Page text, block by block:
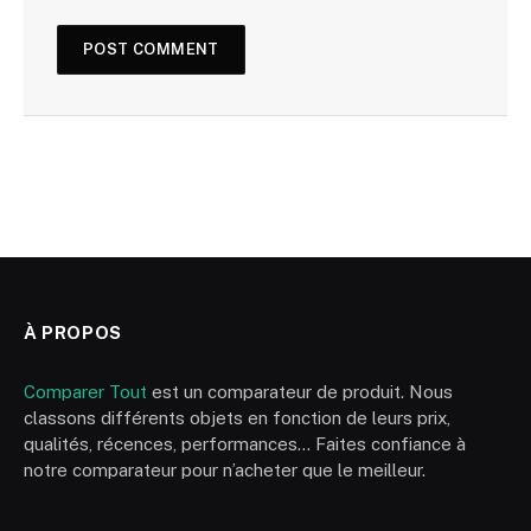
À PROPOS
Comparer Tout est un comparateur de produit. Nous
classons différents objets en fonction de leurs prix,
qualités, récences, performances… Faites confiance à
notre comparateur pour n’acheter que le meilleur.